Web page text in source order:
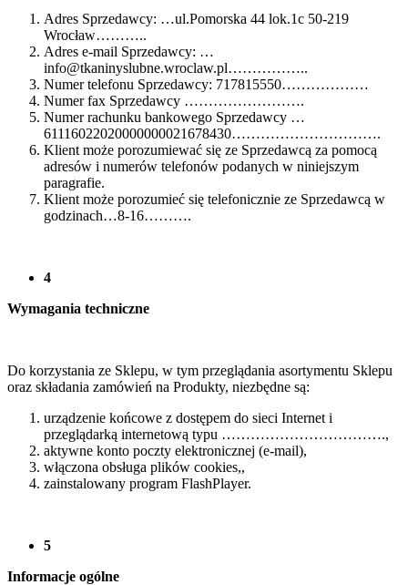
Adres Sprzedawcy: …ul.Pomorska 44 lok.1c 50-219
Wrocław………..
Adres e-mail Sprzedawcy: …
info@tkaninyslubne.wroclaw.pl……………..
Numer telefonu Sprzedawcy: 717815550………………
Numer fax Sprzedawcy …………………….
Numer rachunku bankowego Sprzedawcy …
61116022020000000021678430………………………….
Klient może porozumiewać się ze Sprzedawcą za pomocą
adresów i numerów telefonów podanych w niniejszym
paragrafie.
Klient może porozumieć się telefonicznie ze Sprzedawcą w
godzinach…8-16……….
4
Wymagania techniczne
Do korzystania ze Sklepu, w tym przeglądania asortymentu Sklepu
oraz składania zamówień na Produkty, niezbędne są:
urządzenie końcowe z dostępem do sieci Internet i
przeglądarką internetową typu …………………………….,
aktywne konto poczty elektronicznej (e-mail),
włączona obsługa plików cookies,,
zainstalowany program FlashPlayer.
5
Informacje ogólne